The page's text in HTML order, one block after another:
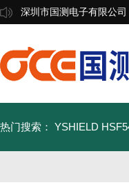
深圳市国测电子有限公司
热门搜索： YSHIELD